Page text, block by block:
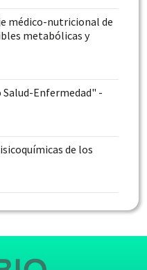
médico-nutricional de
metabólicas y
Enfermedad" -
de los